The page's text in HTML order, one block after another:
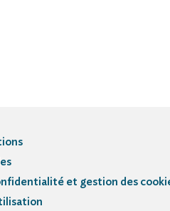
et gestion des